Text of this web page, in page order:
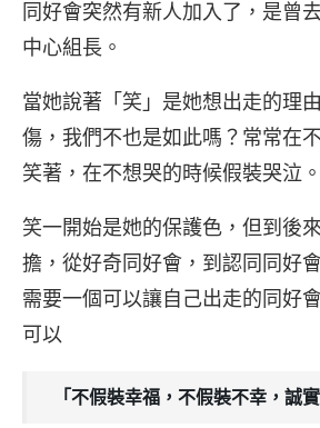
同好會突然有新人加入了，是曾
中心組長。
當她說著「笑」是她想出走的理
傷，我們不也是如此嗎？常常在
笑著，在不想哭的時候假裝哭泣。
笑一開始是她的保護色，但到後
擔，從好奇同好會，到認同同好
需要一個可以讓自己出走的同好
可以
「不假裝幸福，不假裝不幸，誠實